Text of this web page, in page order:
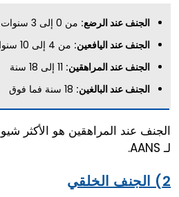
الجنف عند الرضع: من 0 إلى 3 سنوات
الجنف عند اليافعين: من 4 إلى 10 سنوات
الجنف عند المراهقين:
الجنف عند البالغين:
الجنف عند المراهقين هو الأكثر
لـ AANS.
2) الجنف الخلقي